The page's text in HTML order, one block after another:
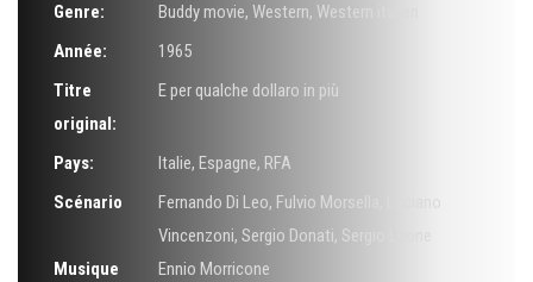
Genre:
Buddy movie, Western, Western italien
Année:
1965
Titre
original:
E per qualche dollaro in più
Pays:
Italie, Espagne, RFA
Scénario
Fernando Di Leo, Fulvio Morsella
Vincenzoni, Sergio Donati, Sergio Leone
Musique
Ennio Morricone